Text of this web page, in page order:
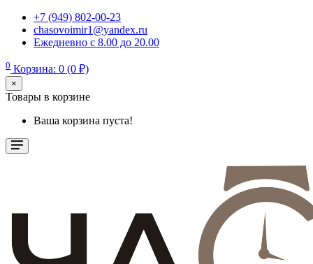
+7 (949) 802-00-23
chasovoimir1@yandex.ru
Ежедневно с 8.00 до 20.00
0 Корзина: 0 (0 ₽)
×
Товары в корзине
Ваша корзина пуста!